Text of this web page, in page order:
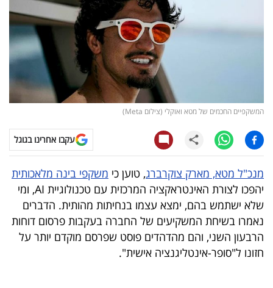
עסקי
ספורט
קריירה
ולימודים
מינויים
המשקפיים החכמים של מטא ואוקלי (צילום Meta)
עקבו אחרינו בגוגל
מנכ"ל מטא, מארק צוקרברג, טוען כי משקפי בינה מלאכותית
יהפכו לצורת האינטראקציה המרכזית עם טכנולוגיית AI, ומי
שלא ישתמש בהם, ימצא עצמו בנחיתות מהותית. הדברים
נאמרו בשיחת המשקיעים של החברה בעקבות פרסום דוחות
הרבעון השני, והם מהדהדים פוסט שפרסם מוקדם יותר על
חזונו ל"סופר-אינטליגנציה אישית".